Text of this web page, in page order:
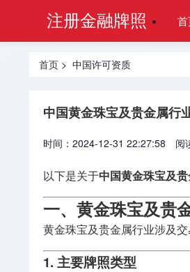
注册金融牌照
首页 > 中国许可资质
中国黄金珠宝及贵金属行
时间：2024-12-31 22:27:58 阅
以下是关于中国黄金珠宝及
一、黄金珠宝及贵
黄金珠宝及贵金属行业涉及
1. 主要牌照类型